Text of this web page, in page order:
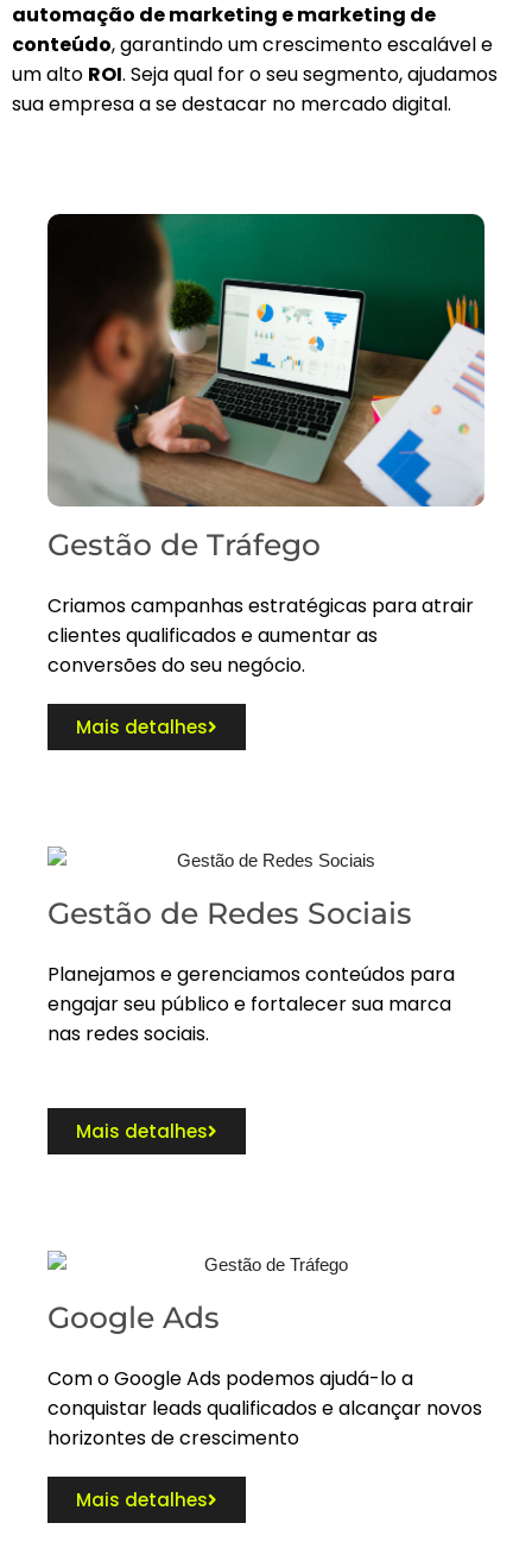
automação de marketing e marketing de
conteúdo, garantindo um crescimento escalável e
um alto ROI. Seja qual for o seu segmento, ajudamos
sua empresa a se destacar no mercado digital.
Gestão de Tráfego
Criamos campanhas estratégicas para atrair
clientes qualificados e aumentar as
conversões do seu negócio.
Mais detalhes
Gestão de Redes Sociais
Planejamos e gerenciamos conteúdos para
engajar seu público e fortalecer sua marca
nas redes sociais.
Mais detalhes
Google Ads
Com o Google Ads podemos ajudá-lo a
conquistar leads qualificados e alcançar novos
horizontes de crescimento
Mais detalhes